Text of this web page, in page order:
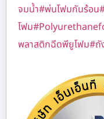
จมน้ำ#พ่นโฟมกันร้อน
โฟม
พลาสติกฉีดพียูโฟม#ถั